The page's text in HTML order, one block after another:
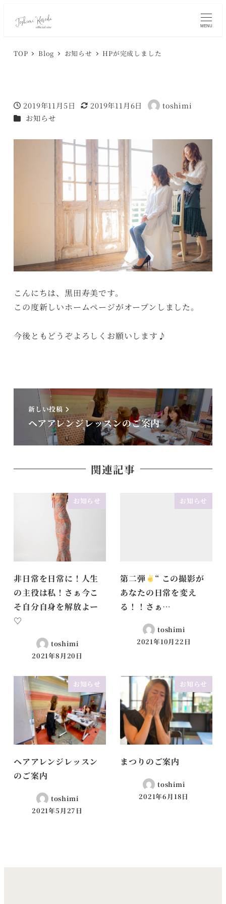
MENU
TOP Blog お知らせ HPが完成しました
2019年11月5日 2019年11月6日
toshimi
お知らせ
こんにちは、黒田寿美です。
この度新しいホームページがオープンしました。
今後ともどうぞよろしくお願いします♪
新しい投稿
ヘアアレンジレッスンのご案内
関連記事
お知らせ
非日常を日常に！人生
の主役は私！さぁ今こ
そ自分自身を解放よー
♡
toshimi
2021年8月20日
お知らせ
第二弾
“ この撮影が
あなたの日常を変え
る！！さぁ…
toshimi
2021年10月22日
お知らせ
ヘアアレンジレッスン
のご案内
toshimi
2021年5月27日
お知らせ
まつりのご案内
toshimi
2021年6月18日